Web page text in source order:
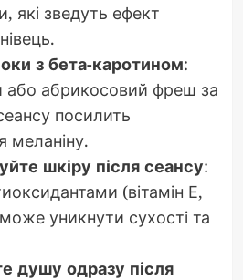
які зведуть ефект
з бета-каротином:
абрикосовий фреш за
посилить
меланіну.
шкіру після сеансу:
(вітамін Е,
уникнути сухості та
душу одразу після